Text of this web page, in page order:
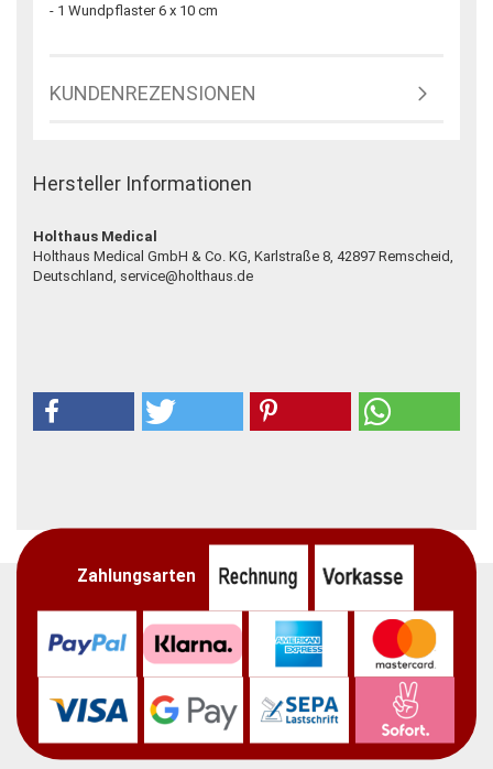
- 1 Wundpflaster 6 x 10 cm
KUNDENREZENSIONEN
Hersteller Informationen
Holthaus Medical
Holthaus Medical GmbH & Co. KG, Karlstraße 8, 42897 Remscheid,
Deutschland, service@holthaus.de
Zahlungsarten